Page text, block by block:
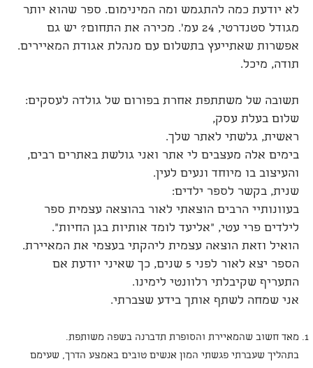
לא יודעת כמה להתגמש ומה המינימום. ספר שהוא יותר
מגודל סטנדרטי, 24 עמ'. מכירה את התחום? יש גם
אפשרות שאתייעץ בתשלום עם מנהלת אגודת המאיירים.
תודה, מיכל.
תשובה של משתתפת אחרת בפורום של גולדה לעסקים:
שלום בעלת עסק,
ראשית, גלשתי לאתר שלך.
בימים אלה מעצבים לי אתר ואני גולשת באתרים רבים,
והעיצוב בו מיוחד ונעים לעין.
שנית, בקשר לספר ילדים:
בעוונותיי הרבים הוצאתי לאור בהוצאה עצמית ספר
לילדים פרי עטי, "אליעד לומד אותיות בגן החיות".
הואיל וזאת הוצאה עצמית ליהקתי בעצמי את המאיירת.
הספר יצא לאור לפני 5 שנים, כך שאיני יודעת אם
התעריף שקיבלתי רלוונטי לימינו.
אני שמחה לשתף אותך בידע שצברתי.
מאד חשוב שהמאיירת והסופרת תדברנה בשפה משותפת.
בתהליך שעברתי פגשתי המון אנשים טובים באמצע הדרך, שעימם